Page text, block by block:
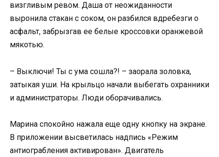
визгливым ревом. Даша от неожиданности
выронила стакан с соком, он разбился вдребезги о
асфальт, забрызгав ее белые кроссовки оранжевой
мякотью.
– Выключи! Ты с ума сошла?! – заорала золовка,
затыкая уши. На крыльцо начали выбегать охранники
и администраторы. Люди оборачивались.
Марина спокойно нажала еще одну кнопку на экране.
В приложении высветилась надпись «Режим
антиограбления активирован». Двигатель